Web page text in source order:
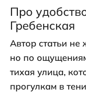
Про
Гребенская
Автор статьи не
но по
тихая улица,
прогулкам в